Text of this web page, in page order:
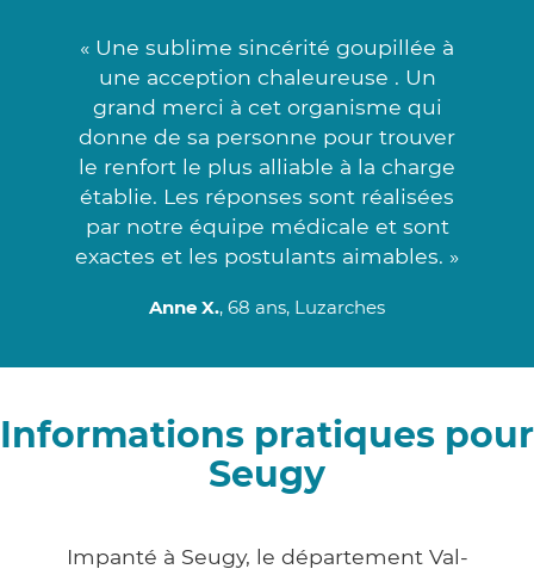
« Une sublime sincérité goupillée à
une acception chaleureuse . Un
grand merci à cet organisme qui
donne de sa personne pour trouver
le renfort le plus alliable à la charge
établie. Les réponses sont réalisées
par notre équipe médicale et sont
exactes et les postulants aimables. »
Anne X., 68 ans, Luzarches
Informations pratiques pour
Seugy
Impanté à Seugy, le département Val-